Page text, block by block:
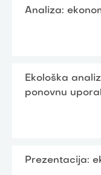
Analiza:
Ekološka
ponovnu
Prezentacija: